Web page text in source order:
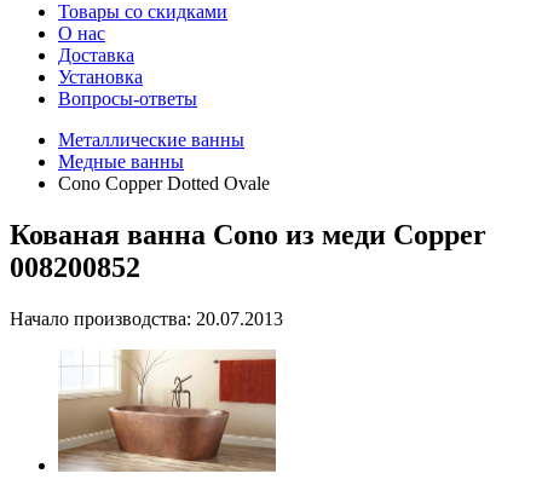
Товары со скидками
О нас
Доставка
Установка
Вопросы-ответы
Металлические ванны
Медные ванны
Cono Copper Dotted Ovale
Кованая ванна Cono из меди Copper
008200852
Начало производства: 20.07.2013